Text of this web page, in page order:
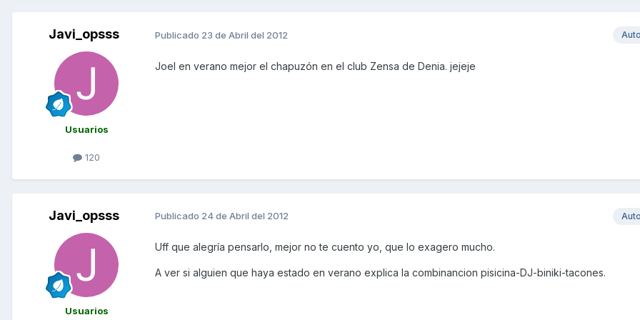
Javi_opsss
Usuarios
120
Publicado 23 de Abril del 2012
Joel en verano mejor el chapuzón en el club Zensa de Denia. jejeje
Javi_opsss
Usuarios
Publicado 24 de Abril del 2012
Uff que alegría pensarlo, mejor no te cuento yo, que lo exagero mucho.
A ver si alguien que haya estado en verano explica la combinancion pisicina-DJ-biniki-tacones.